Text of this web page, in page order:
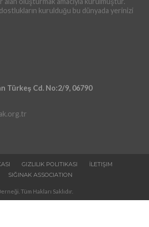
dostlukların kurulduğu bu dünyada yerinizi
Türkeş Cd. No:2/9, 06790
GIZLILIK POLITIKASI
İLETIŞIM
SIĞINAK ASSOCIATION
Tüm Hakları Saklıdır.